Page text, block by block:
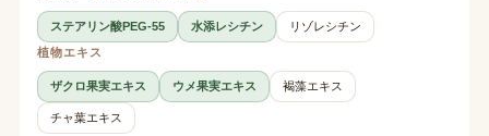
ステアリン酸PEG-55 水添レシチン
リゾレシチン
植物エキス
ザクロ果実エキス ウメ果実エキス 褐藻エキス
チャ葉エキス